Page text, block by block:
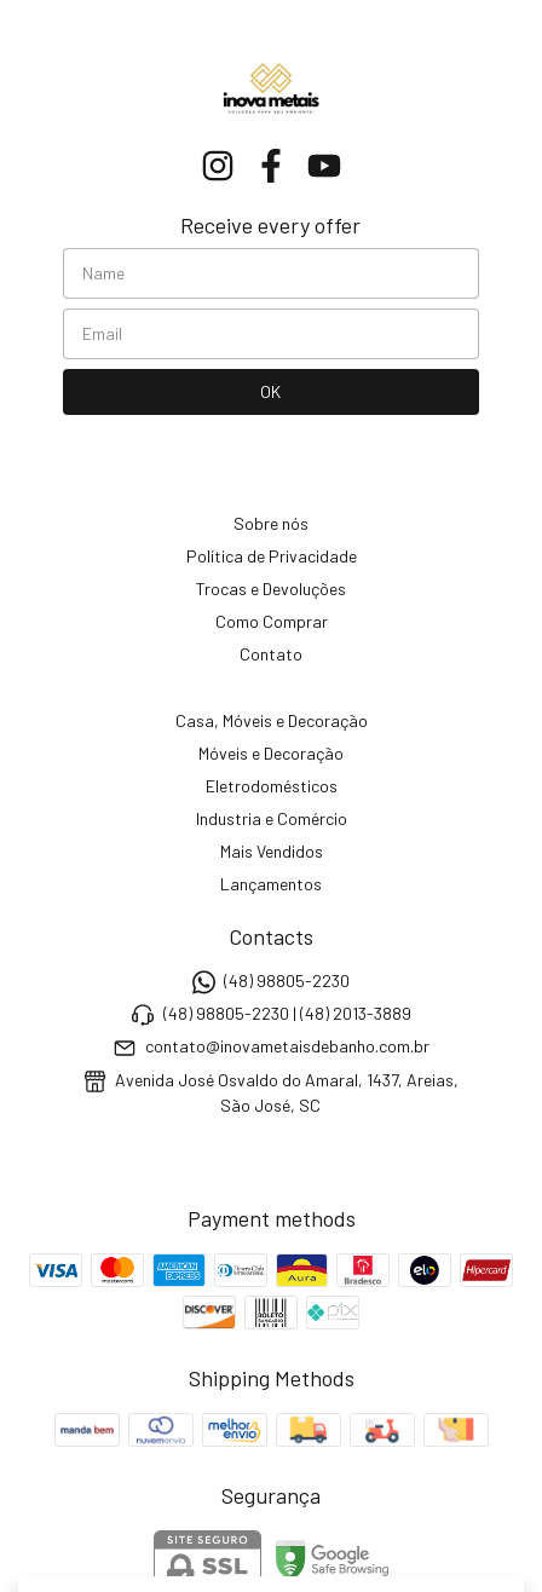
Receive every offer
Sobre nós
Política de Privacidade
Trocas e Devoluções
Como Comprar
Contato
Casa, Móveis e Decoração
Móveis e Decoração
Eletrodomésticos
Industria e Comércio
Mais Vendidos
Lançamentos
Contacts
(48) 98805-2230
(48) 98805-2230 | (48) 2013-3889
contato@inovametaisdebanho.com.br
Avenida José Osvaldo do Amaral, 1437, Areias,
São José, SC
Payment methods
Shipping Methods
Segurança